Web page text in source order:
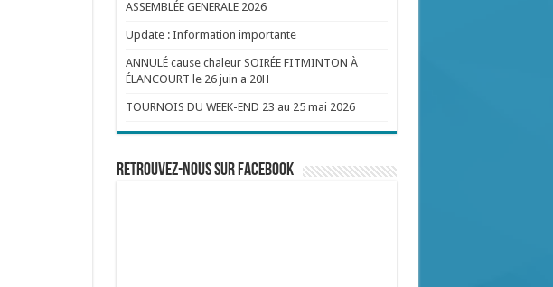
ASSEMBLÉE GENERALE 2026
Update : Information importante
ANNULÉ cause chaleur SOIRÉE FITMINTON À
ÉLANCOURT le 26 juin a 20H
TOURNOIS DU WEEK-END 23 au 25 mai 2026
Retrouvez-nous sur Facebook